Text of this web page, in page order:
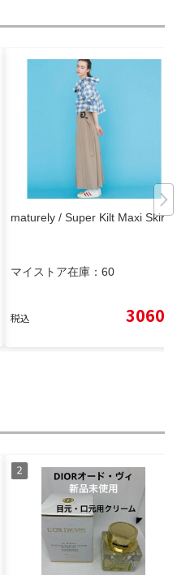
maturely / Super Kilt Maxi Skirt
マイストア在庫： 60
税込 3060